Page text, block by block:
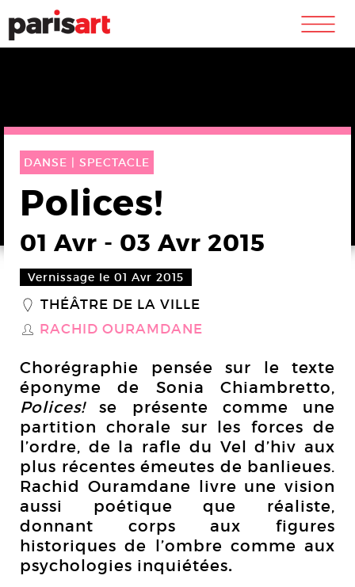
m
DANSE | SPECTACLE
Polices!
01 Avr - 03 Avr 2015
Vernissage le 01 Avr 2015
_ THÉÂTRE DE LA VILLE
S RACHID OURAMDANE
Chorégraphie pensée sur le texte
éponyme de Sonia Chiambretto,
Polices!se présente comme une
partition chorale sur les forces de
l’ordre, de la rafle du Vel d’hiv aux
plus récentes émeutes de banlieues.
Rachid Ouramdane livre une vision
aussi poétique que réaliste,
donnant corps aux figures
historiques de l’ombre comme aux
psychologies inquiétées.